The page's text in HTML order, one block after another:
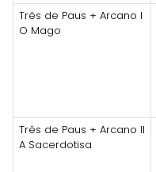
Três de Paus + Arcano I
O Mago
Três de Paus + Arcano II
A Sacerdotisa